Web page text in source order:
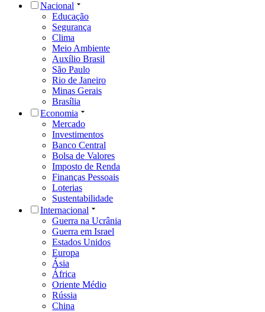
Nacional
Educação
Segurança
Clima
Meio Ambiente
Auxílio Brasil
São Paulo
Rio de Janeiro
Minas Gerais
Brasília
Economia
Mercado
Investimentos
Banco Central
Bolsa de Valores
Imposto de Renda
Finanças Pessoais
Loterias
Sustentabilidade
Internacional
Guerra na Ucrânia
Guerra em Israel
Estados Unidos
Europa
Ásia
África
Oriente Médio
Rússia
China